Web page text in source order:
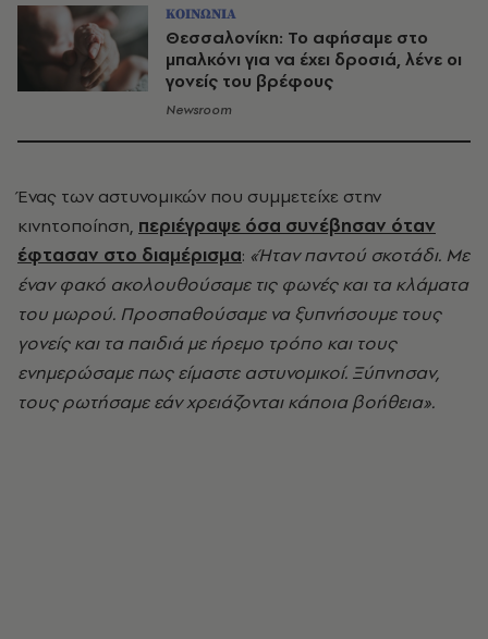
ΚΟΙΝΩΝΙΑ
Θεσσαλονίκη: Το αφήσαμε στο
μπαλκόνι για να έχει δροσιά, λένε οι
γονείς του βρέφους
Newsroom
Ένας των αστυνομικών που συμμετείχε στην
κινητοποίηση, περιέγραψε όσα συνέβησαν όταν
έφτασαν στο διαμέρισμα: «Ήταν παντού σκοτάδι. Με
έναν φακό ακολουθούσαμε τις φωνές και τα κλάματα
του μωρού. Προσπαθούσαμε να ξυπνήσουμε τους
γονείς και τα παιδιά με ήρεμο τρόπο και τους
ενημερώσαμε πως είμαστε αστυνομικοί. Ξύπνησαν,
τους ρωτήσαμε εάν χρειάζονται κάποια βοήθεια».